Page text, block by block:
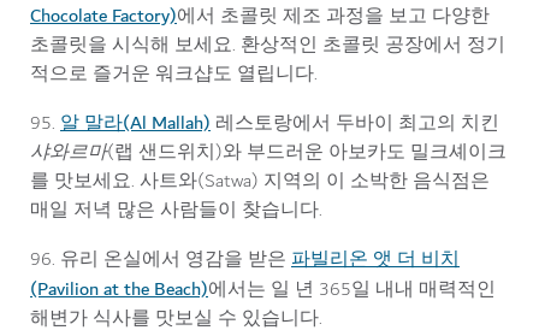
Chocolate Factory)에서 초콜릿 제조 과정을 보고 다양한
초콜릿을 시식해 보세요. 환상적인 초콜릿 공장에서 정기
적으로 즐거운 워크샵도 열립니다.
95. 알 말라(Al Mallah) 레스토랑에서 두바이 최고의 치킨
샤와르마(랩 샌드위치)와 부드러운 아보카도 밀크셰이크
를 맛보세요. 사트와(Satwa) 지역의 이 소박한 음식점은
매일 저녁 많은 사람들이 찾습니다.
96. 유리 온실에서 영감을 받은 파빌리온 앳 더 비치
(Pavilion at the Beach)에서는 일 년 365일 내내 매력적인
해변가 식사를 맛보실 수 있습니다.